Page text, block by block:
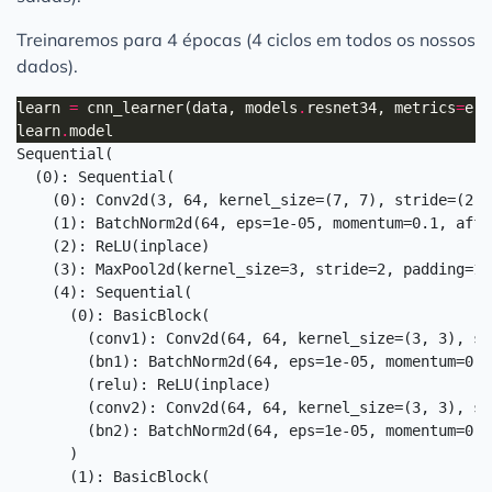
Treinaremos para 4 épocas (4 ciclos em todos os nossos
dados).
learn = cnn_learner(data, models . resnet34, metrics=
learn.
Sequential(
  (0): Sequential(
(0): Conv2d(3, 64, kernel_size=(7, 7), stride=(2,
(1): BatchNorm2d(64, eps=1e-05, momentum=0.1,
    (2): ReLU(inplace)
(3): MaxPool2d(kernel_size=3, stride=2,
    (4): Sequential(
      (0): BasicBlock(
(conv1): Conv2d(64, 64, kernel_size=(3, 3),
(bn1): BatchNorm2d(64, eps=1e-05,
        (relu): ReLU(inplace)
(conv2): Conv2d(64, 64, kernel_size=(3, 3),
(bn2): BatchNorm2d(64, eps=1e-05,
      )
      (1): BasicBlock(